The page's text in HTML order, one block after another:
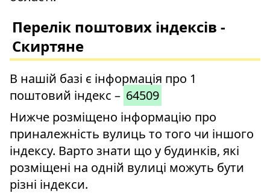
Перелік поштових індексів -
Скиртяне
В нашій базі є інформація про 1
поштовий індекс – 64509
Нижче розміщено інформацію про
приналежність вулиць то того чи іншого
індексу. Варто знати що у будинків, які
розміщені на одній вулиці можуть бути
різні індекси.